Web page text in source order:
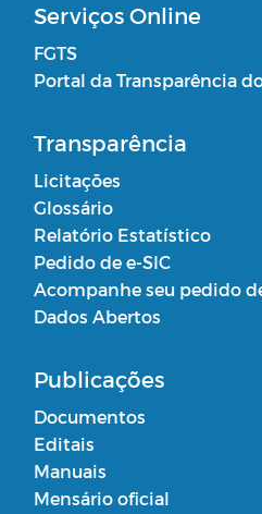
Serviços Online
FGTS
Portal da Transparência
Transparência
Licitações
Glossário
Relatório Estatístico
Pedido de e-SIC
Acompanhe seu pedido
Dados Abertos
Publicações
Documentos
Editais
Manuais
Mensário oficial